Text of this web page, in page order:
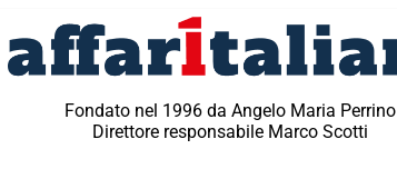
Fondato nel 1996 da Angelo Maria Perrino
Direttore responsabile Marco Scotti